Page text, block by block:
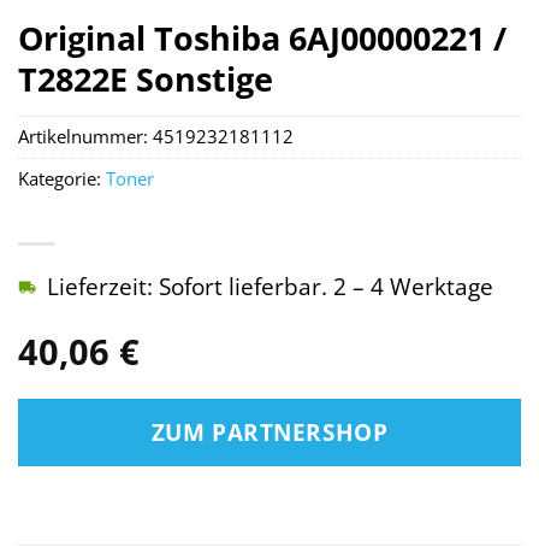
Original Toshiba 6AJ00000221 /
T2822E Sonstige
40,06 €
Lieferzeit: Sofort lieferbar. 2 – 4 Werktage
ZUM PARTNERSHOP
Artikelnummer: 4519232181112
Kategorie: Toner